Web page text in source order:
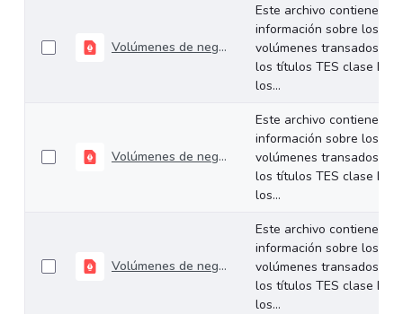
Volúmenes de negociación del 20 al 24 de abril de 2026
Este archivo contiene
información sobre los
volúmenes transados de
los títulos TES clase B en
los...
Volúmenes de negociación del 13 al 17 de abril de 2026
Este archivo contiene
información sobre los
volúmenes transados de
los títulos TES clase B en
los...
Volúmenes de negociación del 06 al 10 de abril de 2026
Este archivo contiene
información sobre los
volúmenes transados de
los títulos TES clase B en
los...